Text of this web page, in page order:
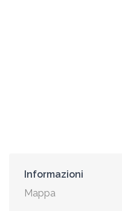
Informazioni
Mappa